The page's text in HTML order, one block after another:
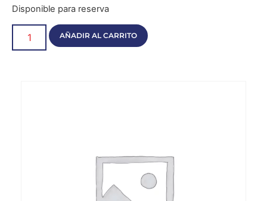
Disponible para reserva
AÑADIR AL CARRITO